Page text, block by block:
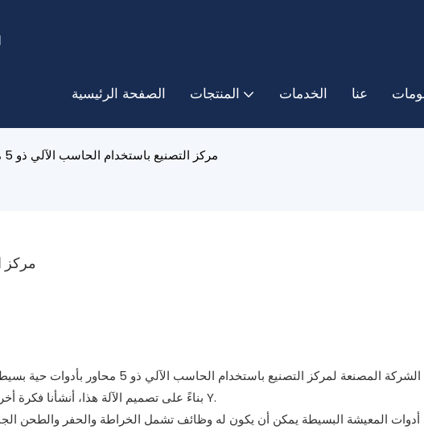
الصفحة الرئيسية المنتجات الخدمات عنا
مركز التصنيع باستخدام الحاسب الآلي ذو 5 محاور
مركز
نحن نصمم الشركة المصنعة لمركز التصنيع
بناءً على تصميم الآلة هذا، أنشأنا فكرة أخرى تعتمد على أدوات المعيشة البسيطة ذات المحور Y.
أدوات المعيشة البسيطة يمكن أن يكون له وظائف تشمل الخراطة والحفر والطحن